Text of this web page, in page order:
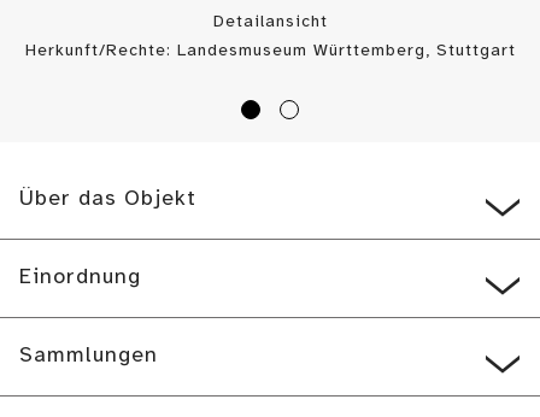
Detailansicht
Herkunft/Rechte: Landesmuseum Württemberg, Stuttgart
Über das Objekt
Einordnung
Sammlungen